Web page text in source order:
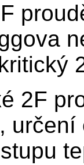
2F